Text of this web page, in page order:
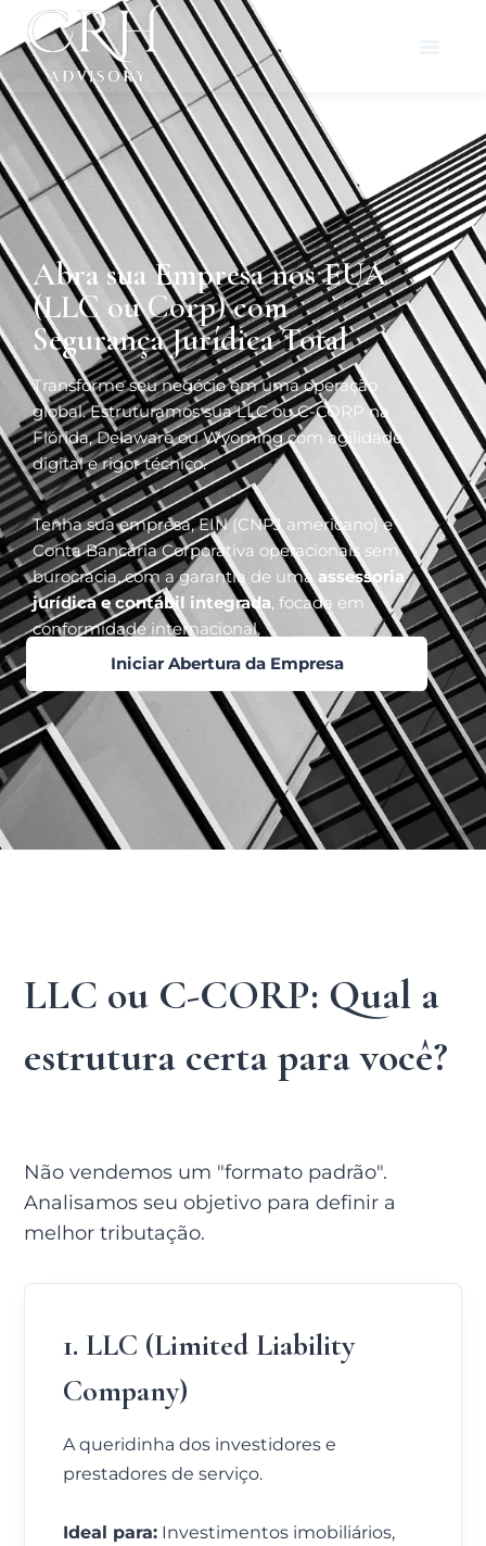
Abra sua Empresa nos EUA
(LLC ou Corp) com
Segurança Jurídica Total
Transforme seu negócio em uma operação
global. Estruturamos sua LLC ou C-CORP na
Flórida, Delaware ou Wyoming com agilidade
digital e rigor técnico.
Tenha sua empresa, EIN (CNPJ americano) e
Conta Bancária Corporativa operacionais sem
burocracia, com a garantia de uma assessoria
jurídica e contábil integrada, focada em
conformidade internacional.
Iniciar Abertura da Empresa
LLC ou C-CORP: Qual a
estrutura certa para você?
Não vendemos um "formato padrão".
Analisamos seu objetivo para definir a
melhor tributação.
1. LLC (Limited Liability
Company)
A queridinha dos investidores e
prestadores de serviço.
Ideal para: Investimentos imobiliários,